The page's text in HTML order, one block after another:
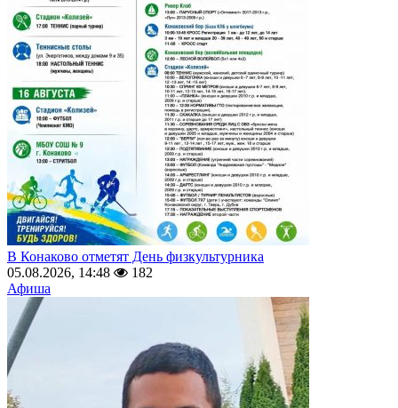
В Конаково отметят День физкультурника
05.08.2026, 14:48
182
Афиша